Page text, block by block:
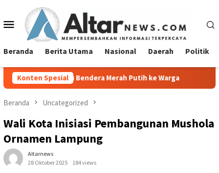
konten Menu
Mobile
Beranda Berita Utama Nasional Daerah Politik
Konten Spesial
Merah Putih ke Warga Lurah Tanjung Agung
Beranda Uncategorized
Wali Kota Inisiasi Pembangunan Mushola
Ornamen Lampung
Altarnews
28 Oktober 2025
184 views